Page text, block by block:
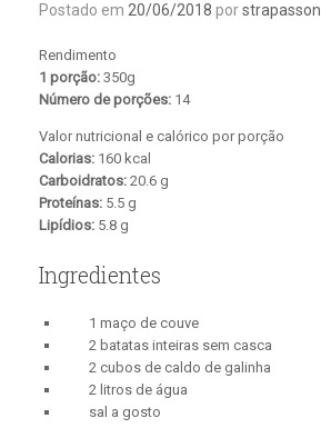
Postado em 20/06/2018 porstrapasson
Rendimento
1 porção: 350g
Número de porções: 14
Valor nutricional e calórico por porção
Calorias: 160 kcal
Carboidratos: 20.6 g
Proteínas: 5.5 g
Lipídios: 5.8 g
Ingredientes
1 maço de couve
2 batatas inteiras sem casca
2 cubos de caldo de galinha
2 litros de água
sal a gosto